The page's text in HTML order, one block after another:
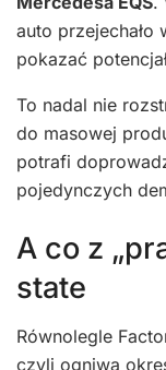
auto przejechało
pokazać
To nadal nie
do masowej
potrafi
pojedynczych
A co z
state
Równolegle
czyli ogniwa